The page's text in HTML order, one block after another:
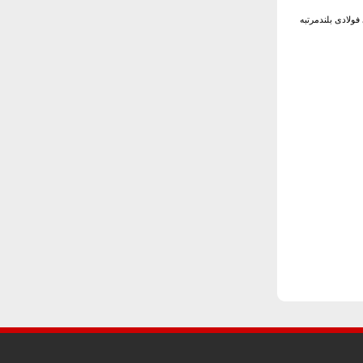
بلندمرتبه